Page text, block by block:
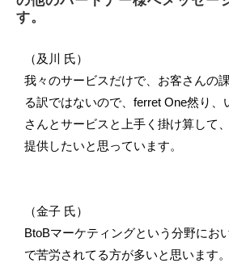
す。
（及川 氏）
我々のサービスだけで、お客さんの
る訳ではないので、ferret One然り、
さんとサービスと上手く掛け算して
提供したいと思っています。
（金子 氏）
BtoBマーケティングという分野にお
で苦労されてる方が多いと思います。